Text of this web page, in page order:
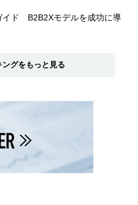
イド B2B2Xモデルを成功に導
グをもっと見る